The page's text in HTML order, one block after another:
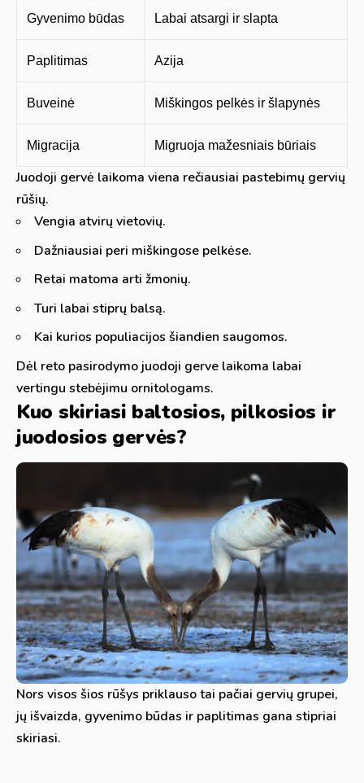
Gyvenimo būdas Labai atsargi ir slapta
Paplitimas Azija
Buveinė Miškingos pelkės ir šlapynės
Migracija Migruoja mažesniais būriais
Juodoji gervė laikoma viena rečiausiai pastebimų gervių
rūšių.
Vengia atvirų vietovių.
Dažniausiai peri miškingose pelkėse.
Retai matoma arti žmonių.
Turi labai stiprų balsą.
Kai kurios populiacijos šiandien saugomos.
Dėl reto pasirodymo juodoji gerve laikoma labai
vertingu stebėjimu ornitologams.
Kuo skiriasi baltosios, pilkosios ir
juodosios gervės?
Nors visos šios rūšys priklauso tai pačiai gervių grupei,
jų išvaizda, gyvenimo būdas ir paplitimas gana stipriai
skiriasi.